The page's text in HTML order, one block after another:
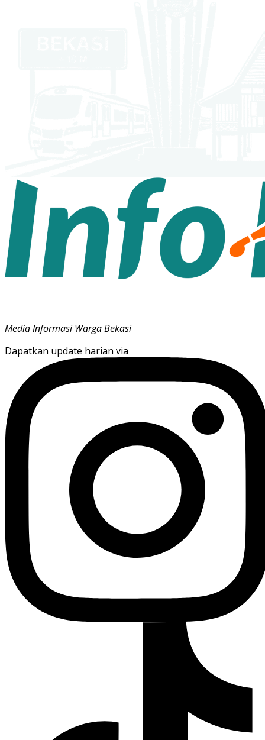
Media Informasi Warga Bekasi
Dapatkan update harian via